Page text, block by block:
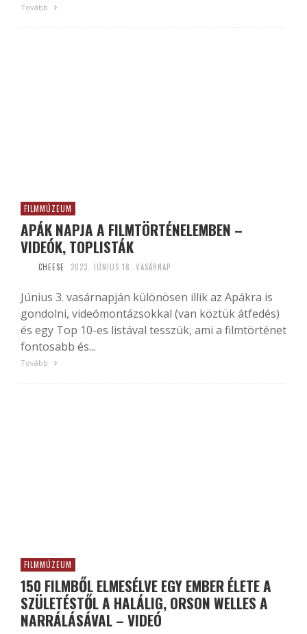
Tovább
FILMMÚZEUM
APÁK NAPJA A FILMTÖRTÉNELEMBEN –
VIDEÓK, TOPLISTÁK
CHEESE 2023. JÚNIUS 18. VASÁRNAP
Június 3. vasárnapján különösen illik az Apákra is
gondolni, videómontázsokkal (van köztük átfedés)
és egy Top 10-es listával tesszük, ami a filmtörténet
fontosabb és...
Tovább
FILMMÚZEUM
150 FILMBŐL ELMESÉLVE EGY EMBER ÉLETE A
SZÜLETÉSTŐL A HALÁLIG, ORSON WELLES A
NARRÁLÁSÁVAL – VIDEÓ